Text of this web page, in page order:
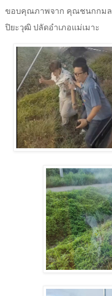
ขอบคุณภาพจาก คุณชนกกมล​
ปิยะวุฒิ ปลัดอำเภอแม่เมาะ